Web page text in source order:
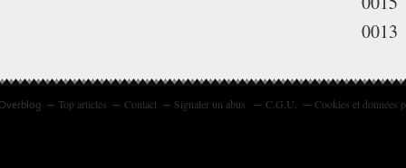
0013
Top articles Contact Signaler un abus C.G.U. Cookies et données